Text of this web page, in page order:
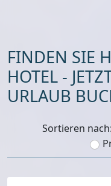
FINDEN SIE
HOTEL -
URLAUB
Sortieren nach: